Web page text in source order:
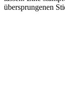
übersprungenen